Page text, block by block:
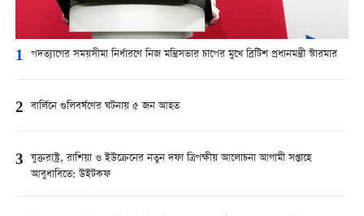
1 পদত্যাগের সময়সীমা নির্ধারণে নিজ মন্ত্রিসভার চাপের মুখে ব্রিটিশ প্রধানমন্ত্রী স্টারমার
2 বার্লিনে গুলিবর্ষণের ঘটনায় ৫ জন আহত
3 যুক্তরাষ্ট্র, রাশিয়া ও ইউক্রেনের নতুন দফা ত্রিপক্ষীয় আলোচনা আগামী সপ্তাহে
আবুধাবিতে: উইটকফ